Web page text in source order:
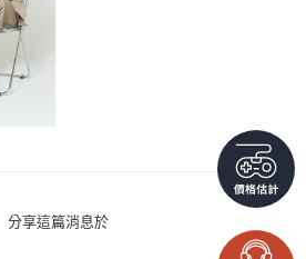
分享這篇消息於